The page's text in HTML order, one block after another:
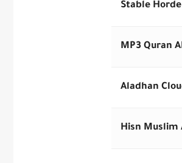
Stable
MP3 Quran
Aladhan
Hisn Muslim